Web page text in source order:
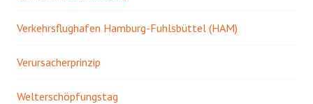
Verkehrsflughafen Hamburg-Fuhlsbüttel (HAM)
Verursacherprinzip
Welterschöpfungstag